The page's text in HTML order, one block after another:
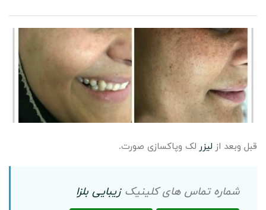
قبل وبعد از لیزر لک وپاکسازی صورت.
شماره تماس های کلینیکزیبایی بلزا